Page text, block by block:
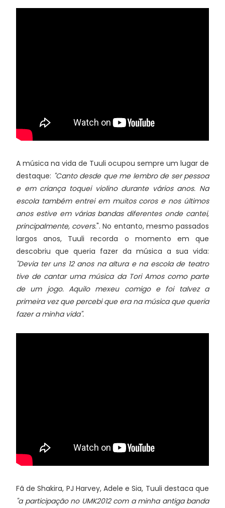
A música na vida de Tuuli ocupou sempre um lugar de
destaque: "Canto desde que me lembro de ser pessoa
e em criança toquei violino durante vários anos. Na
escola também entrei em muitos coros e nos últimos
anos estive em várias bandas diferentes onde cantei,
principalmente, covers.". No entanto, mesmo passados
largos anos, Tuuli recorda o momento em que
descobriu que queria fazer da música a sua vida:
"Devia ter uns 12 anos na altura e na escola de teatro
tive de cantar uma música da Tori Amos como parte
de um jogo. Aquilo mexeu comigo e foi talvez a
primeira vez que percebi que era na música que queria
fazer a minha vida".
Fã de Shakira, PJ Harvey, Adele e Sia, Tuuli destaca que
"a participação no UMK2012 com a minha antiga banda